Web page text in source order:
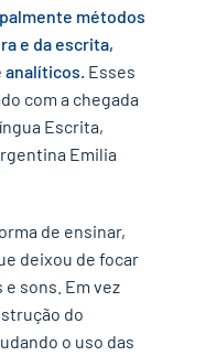
todos métodos
e da escrita,
Esses
com a chegada
Escrita,
Emilia
de ensinar,
deixou de focar
sons. Em vez
do
o uso das